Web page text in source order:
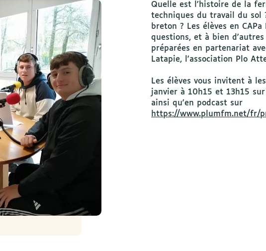
Quelle est l'histoire de la
techniques du travail du sol
breton ? Les élèves en
questions, et à bien
préparées en partenariat
Latapie, l'association Plo
Les élèves vous invitent à
janvier à 10h15 et 13h15
ainsi qu'en podcast sur
https://www.plumfm.net/fr/